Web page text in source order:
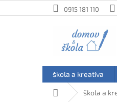
na
0915 181 110
škola a kreatíva
Domovškola a